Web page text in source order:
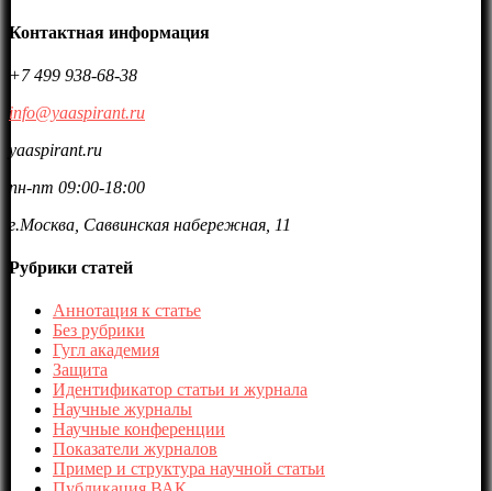
Контактная информация
+7 499 938-68-38
info@yaaspirant.ru
yaaspirant.ru
пн-пт 09:00-18:00
г.Москва, Саввинская набережная, 11
Рубрики статей
Аннотация к статье
Без рубрики
Гугл академия
Защита
Идентификатор статьи и журнала
Научные журналы
Научные конференции
Показатели журналов
Пример и структура научной статьи